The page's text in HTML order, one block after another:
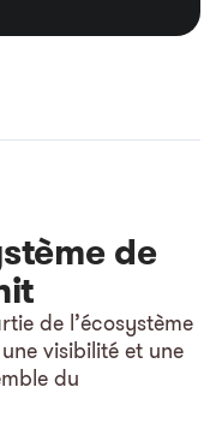
de
de l’écosystème
visibilité et une
du